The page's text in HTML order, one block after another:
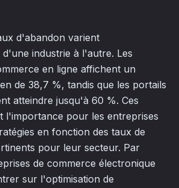
d'abandon varient
industrie à l'autre. Les
en ligne affichent un
de 38,7 %, tandis que les portails
atteindre jusqu'à 60 %. Ces
l'importance pour les entreprises
en fonction des taux de
pour leur secteur. Par
de commerce électronique
sur l'optimisation de